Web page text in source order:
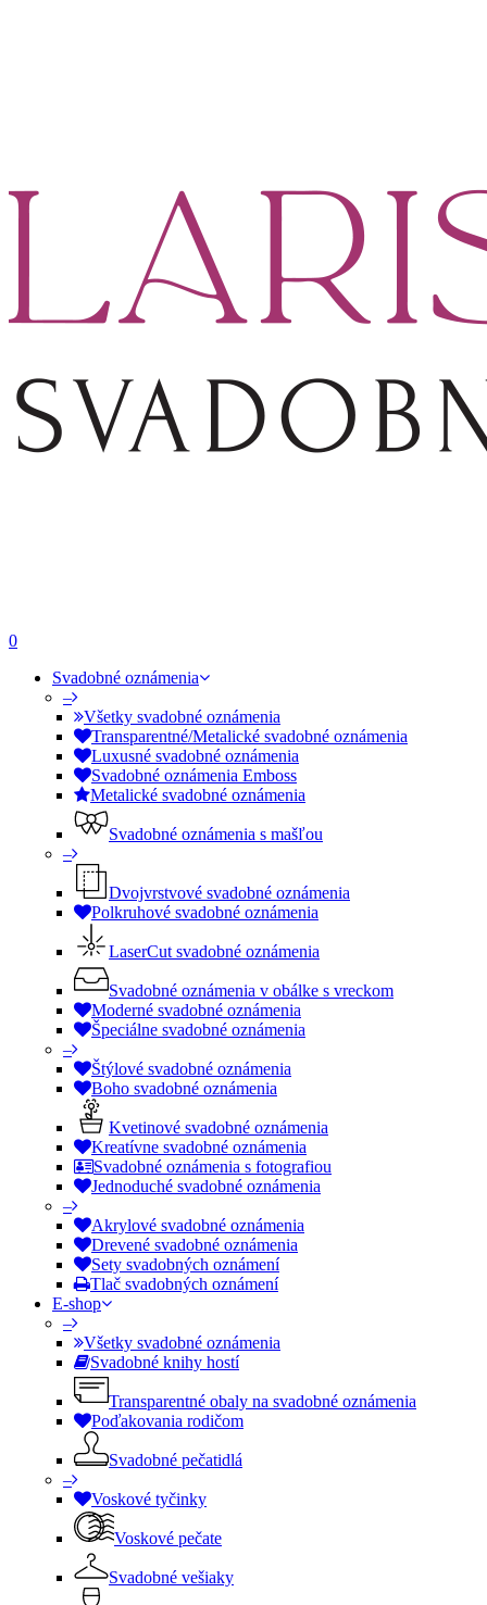
0
Svadobné oznámenia
–
Všetky svadobné oznámenia
Transparentné/Metalické svadobné oznámenia
Luxusné svadobné oznámenia
Svadobné oznámenia Emboss
Metalické svadobné oznámenia
Svadobné oznámenia s mašľou
–
Dvojvrstvové svadobné oznámenia
Polkruhové svadobné oznámenia
LaserCut svadobné oznámenia
Svadobné oznámenia v obálke s vreckom
Moderné svadobné oznámenia
Špeciálne svadobné oznámenia
–
Štýlové svadobné oznámenia
Boho svadobné oznámenia
Kvetinové svadobné oznámenia
Kreatívne svadobné oznámenia
Svadobné oznámenia s fotografiou
Jednoduché svadobné oznámenia
–
Akrylové svadobné oznámenia
Drevené svadobné oznámenia
Sety svadobných oznámení
Tlač svadobných oznámení
E-shop
–
Všetky svadobné oznámenia
Svadobné knihy hostí
Transparentné obaly na svadobné oznámenia
Poďakovania rodičom
Svadobné pečatidlá
–
Voskové tyčinky
Voskové pečate
Svadobné vešiaky